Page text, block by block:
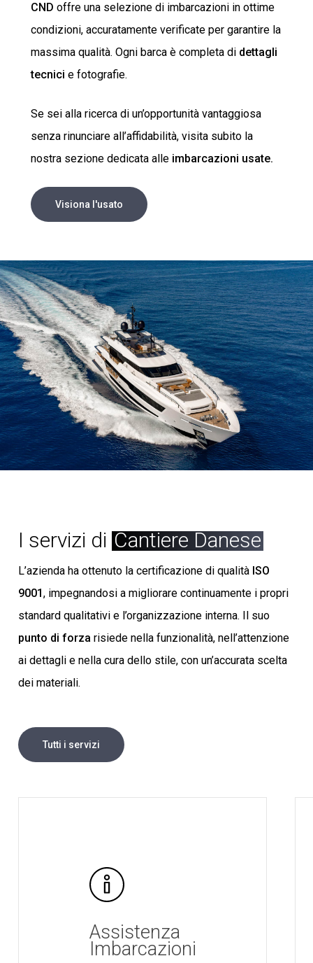
CND offre una selezione di imbarcazioni in ottime
condizioni, accuratamente verificate per garantire la
massima qualità. Ogni barca è completa di dettagli
tecnici e fotografie.
Se sei alla ricerca di un’opportunità vantaggiosa
senza rinunciare all’affidabilità, visita subito la
nostra sezione dedicata alle imbarcazioni usate.
Visiona l'usato
I servizi di Cantiere Danese
L’azienda ha ottenuto la certificazione di qualitàISO
9001, impegnandosi a migliorare continuamente i propri
standard qualitativi e l’organizzazione interna. Il suo
punto di forza risiede nella funzionalità, nell’attenzione
ai dettagli e nella cura dello stile, con un’accurata scelta
dei materiali.
Tutti i servizi
Assistenza
Imbarcazioni